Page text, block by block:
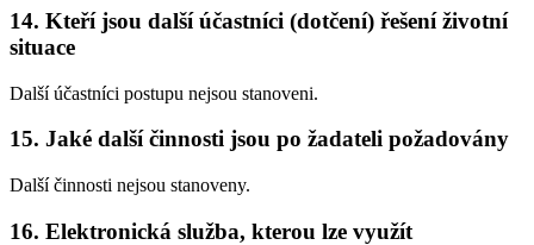
14. Kteří jsou další účastníci (dotčení) řešení životní
situace
Další účastníci postupu nejsou stanoveni.
15. Jaké další činnosti jsou po žadateli požadovány
Další činnosti nejsou stanoveny.
16. Elektronická služba, kterou lze využít